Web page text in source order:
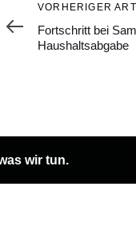
Vorheriger
Artikel
VORHERIGER
Fortschritt bei
Haushaltsabgabe
wir tun.